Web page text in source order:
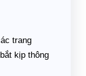
trang
kịp thông